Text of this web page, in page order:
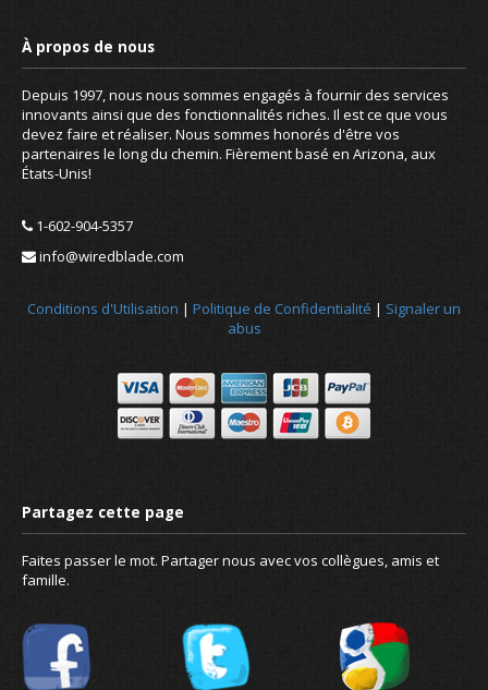
Depuis 1997, nous nous sommes engagés à fournir des services
innovants ainsi que des fonctionnalités riches. Il est ce que vous
devez faire et réaliser. Nous sommes honorés d'être vos
partenaires le long du chemin. Fièrement basé en Arizona, aux
États-Unis!
1-602-904-5357
info@wiredblade.com
Conditions d'Utilisation | Politique de Confidentialité | Signaler un
abus
Faites passer le mot. Partager nous avec vos collègues, amis et
famille.